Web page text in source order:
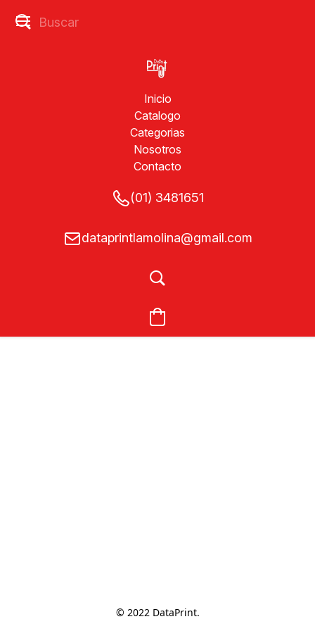
Inicio
Catalogo
Categorias
Nosotros
Contacto
(01) 3481651
dataprintlamolina@gmail.com
© 2022 DataPrint.